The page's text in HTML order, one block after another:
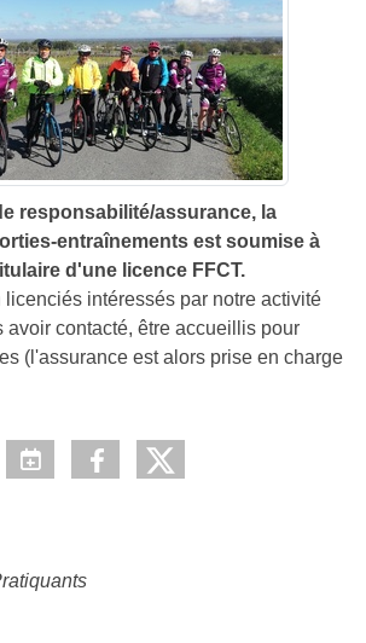
responsabilité/assurance, la
entraînements est soumise à
d'une licence FFCT.
licenciés intéressés par notre activité
avoir contacté, être accueillis pour
(l'assurance est alors prise en charge